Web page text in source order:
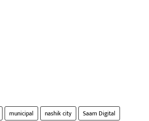
municipal nashik city
Saam Digital